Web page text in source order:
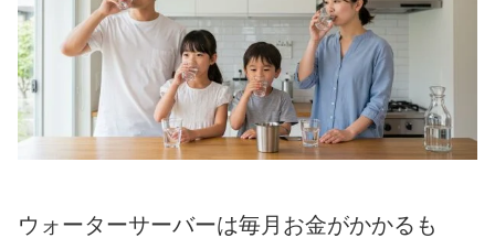
ウォーターサーバーは毎月お金がかかるも